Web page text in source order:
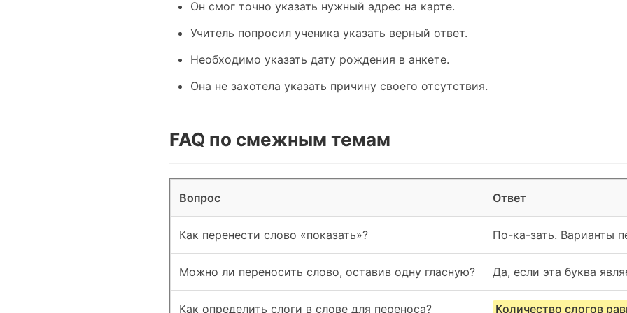
Он смог точно указать нужный адрес на карте.
Учитель попросил ученика указать верный ответ.
Необходимо указать дату рождения в анкете.
Она не захотела указать причину своего отсутствия.
FAQ по смежным темам
Вопрос Ответ
Как перенести слово «показать»? По-ка-зать. Варианты
Можно ли переносить слово, оставив одну гласную? Да, если эта буква
Как определить слоги в слове для переноса? Количество слогов